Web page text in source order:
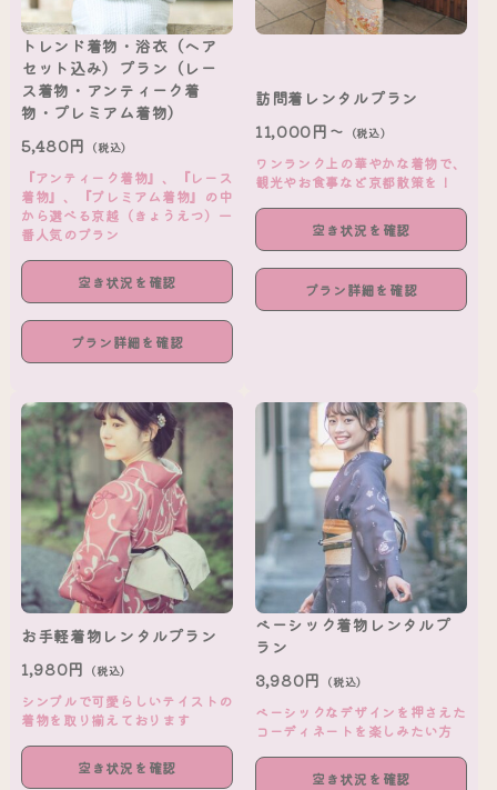
トレンド着物・浴衣（ヘア
セット込み）プラン（レー
ス着物・アンティーク着
物・プレミアム着物）
5,480円 （税込）
『アンティーク着物』、『レース
着物』、『プレミアム着物』の中
から選べる京越（きょうえつ）一
番人気のプラン
空き状況を確認
プラン詳細を確認
訪問着レンタルプラン
11,000円～ （税込）
ワンランク上の華やかな着物で、
観光やお食事など京都散策を！
空き状況を確認
プラン詳細を確認
お手軽着物レンタルプラン
1,980円 （税込）
シンプルで可愛らしいテイストの
着物を取り揃えております
空き状況を確認
ベーシック着物レンタルプ
ラン
3,980円 （税込）
ベーシックなデザインを押さえた
コーディネートを楽しみたい方
空き状況を確認